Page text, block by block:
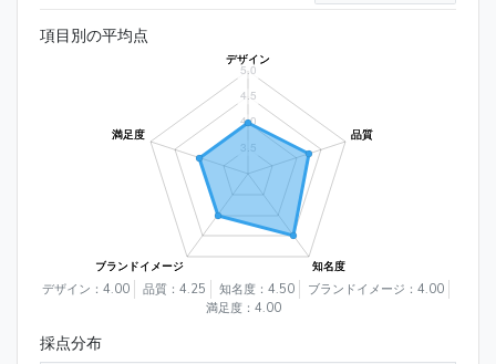
項目別の平均点
デザイン：4.00 品質：4.25 知名度：4.50
ブランドイメージ：4.00
満足度：4.00
採点分布